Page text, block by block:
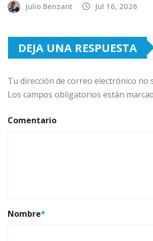
Julio Benzant Jul 16, 2026
DEJA UNA RESPUESTA
Tu dirección de correo electrónico no
Los campos obligatorios están
Comentario
Nombre*